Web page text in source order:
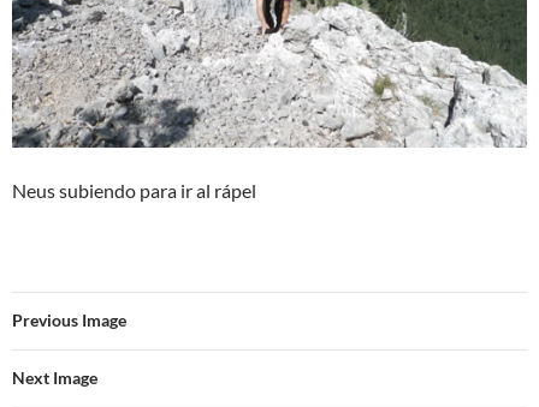
Neus subiendo para ir al rápel
Previous Image
Next Image